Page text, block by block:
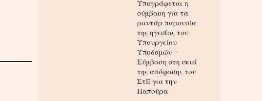
Υπογράφεται η
σύμβαση για τα
ραντάρ παρουσία
της ηγεσίας του
Υπουργείου
Υποδομών –
Σύμβαση στη σκιά
της απόφασης του
ΣτΕ για την
Παπούρα